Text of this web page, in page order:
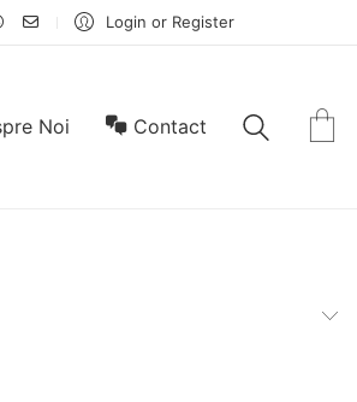
Login or Register
Noi Contact